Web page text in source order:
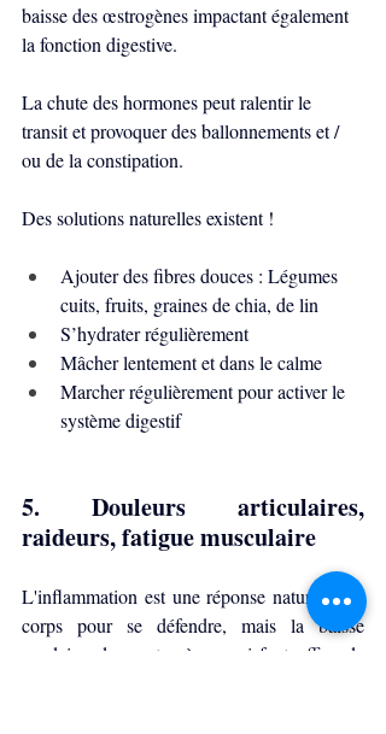
baisse des œstrogènes impactant également
la fonction digestive.
La chute des hormones peut ralentir le
transit et provoquer des ballonnements et /
ou de la constipation.
Des solutions naturelles existent !
Ajouter des fibres douces : Légumes
cuits, fruits, graines de chia, de lin
S’hydrater régulièrement
Mâcher lentement et dans le calme
Marcher régulièrement pour activer le
système digestif
5. Douleurs articulaires,
raideurs, fatigue musculaire
L'inflammation est une réponse naturelle du
corps pour se défendre, mais la baisse
soudaine des oestrogènes qui font office de